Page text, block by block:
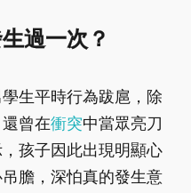
過一次？
生平時行為跋扈，除
曾在衝突中當眾亮刀
孩子因此出現明顯心
膽，深怕真的發生意